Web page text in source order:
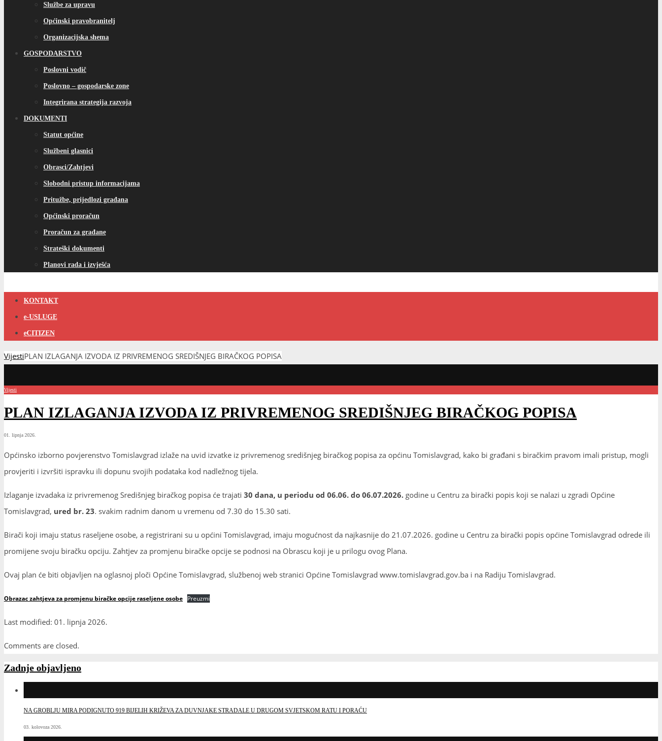
Službe za upravu
Općinski pravobranitelj
Organizacijska shema
GOSPODARSTVO
Poslovni vodič
Poslovno – gospodarske zone
Integrirana strategija razvoja
DOKUMENTI
Statut općine
Službeni glasnici
Obrasci/Zahtjevi
Slobodni pristup informacijama
Pritužbe, prijedlozi građana
Općinski proračun
Proračun za građane
Strateški dokumenti
Planovi rada i izvješća
KONTAKT
e-USLUGE
eCITIZEN
VijestiPLAN IZLAGANJA IZVODA IZ PRIVREMENOG SREDIŠNJEG BIRAČKOG POPISA
Vijesti
PLAN IZLAGANJA IZVODA IZ PRIVREMENOG SREDIŠNJEG BIRAČKOG POPISA
01. lipnja 2026.
Općinsko izborno povjerenstvo Tomislavgrad izlaže na uvid izvatke iz privremenog središnjeg biračkog popisa za općinu Tomislavgrad, kako bi građani s biračkim pravom imali pristup, mogli
provjeriti i izvršiti ispravku ili dopunu svojih podataka kod nadležnog tijela.
Izlaganje izvadaka iz privremenog Središnjeg biračkog popisa će trajati 30 dana, u periodu od 06.06. do 06.07.2026. godine u Centru za birački popis koji se nalazi u zgradi Općine
Tomislavgrad, ured br. 23. svakim radnim danom u vremenu od 7.30 do 15.30 sati.
Birači koji imaju status raseljene osobe, a registrirani su u općini Tomislavgrad, imaju mogućnost da najkasnije do 21.07.2026. godine u Centru za birački popis općine Tomislavgrad odrede ili
promijene svoju biračku opciju. Zahtjev za promjenu biračke opcije se podnosi na Obrascu koji je u prilogu ovog Plana.
Ovaj plan će biti objavljen na oglasnoj ploči Općine Tomislavgrad, službenoj web stranici Općine Tomislavgrad www.tomislavgrad.gov.ba i na Radiju Tomislavgrad.
Obrazac zahtjeva za promjenu biračke opcije raseljene osobe Preuzmi
Last modified: 01. lipnja 2026.
Comments are closed.
Zadnje objavljeno
NA GROBLJU MIRA PODIGNUTO 919 BIJELIH KRIŽEVA ZA DUVNJAKE STRADALE U DRUGOM SVJETSKOM RATU I PORAĆU
03. kolovoza 2026.